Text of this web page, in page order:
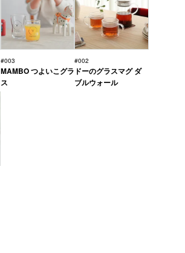
#003
MAMBO つよいこグラ
ス
#002
ドーのグラスマグ ダ
ブルウォール